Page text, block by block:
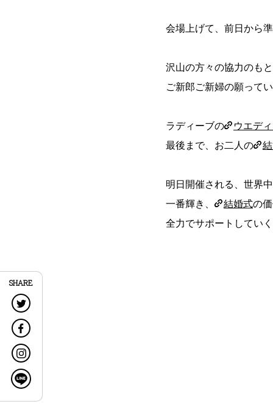
会場上げて、前日から
沢山の方々の協力のも
ご新郎ご新婦の願って
ラディーブの
ウエデ
最後まで、お二人の
明日開催される、世界
一番輝き、
結婚式の
全力でサポートしてい
SHARE